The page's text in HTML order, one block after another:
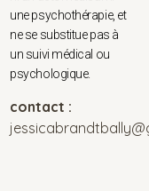
une psychothérapie, et
ne se substitue pas à
un suivi médical ou
psychologique.
contact :